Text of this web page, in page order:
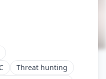
Threat hunting